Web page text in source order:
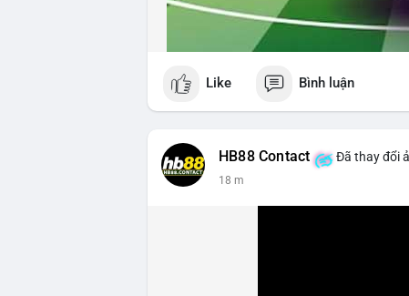
Like Bình luận
HB88 Contact Đã thay đổi
18 m